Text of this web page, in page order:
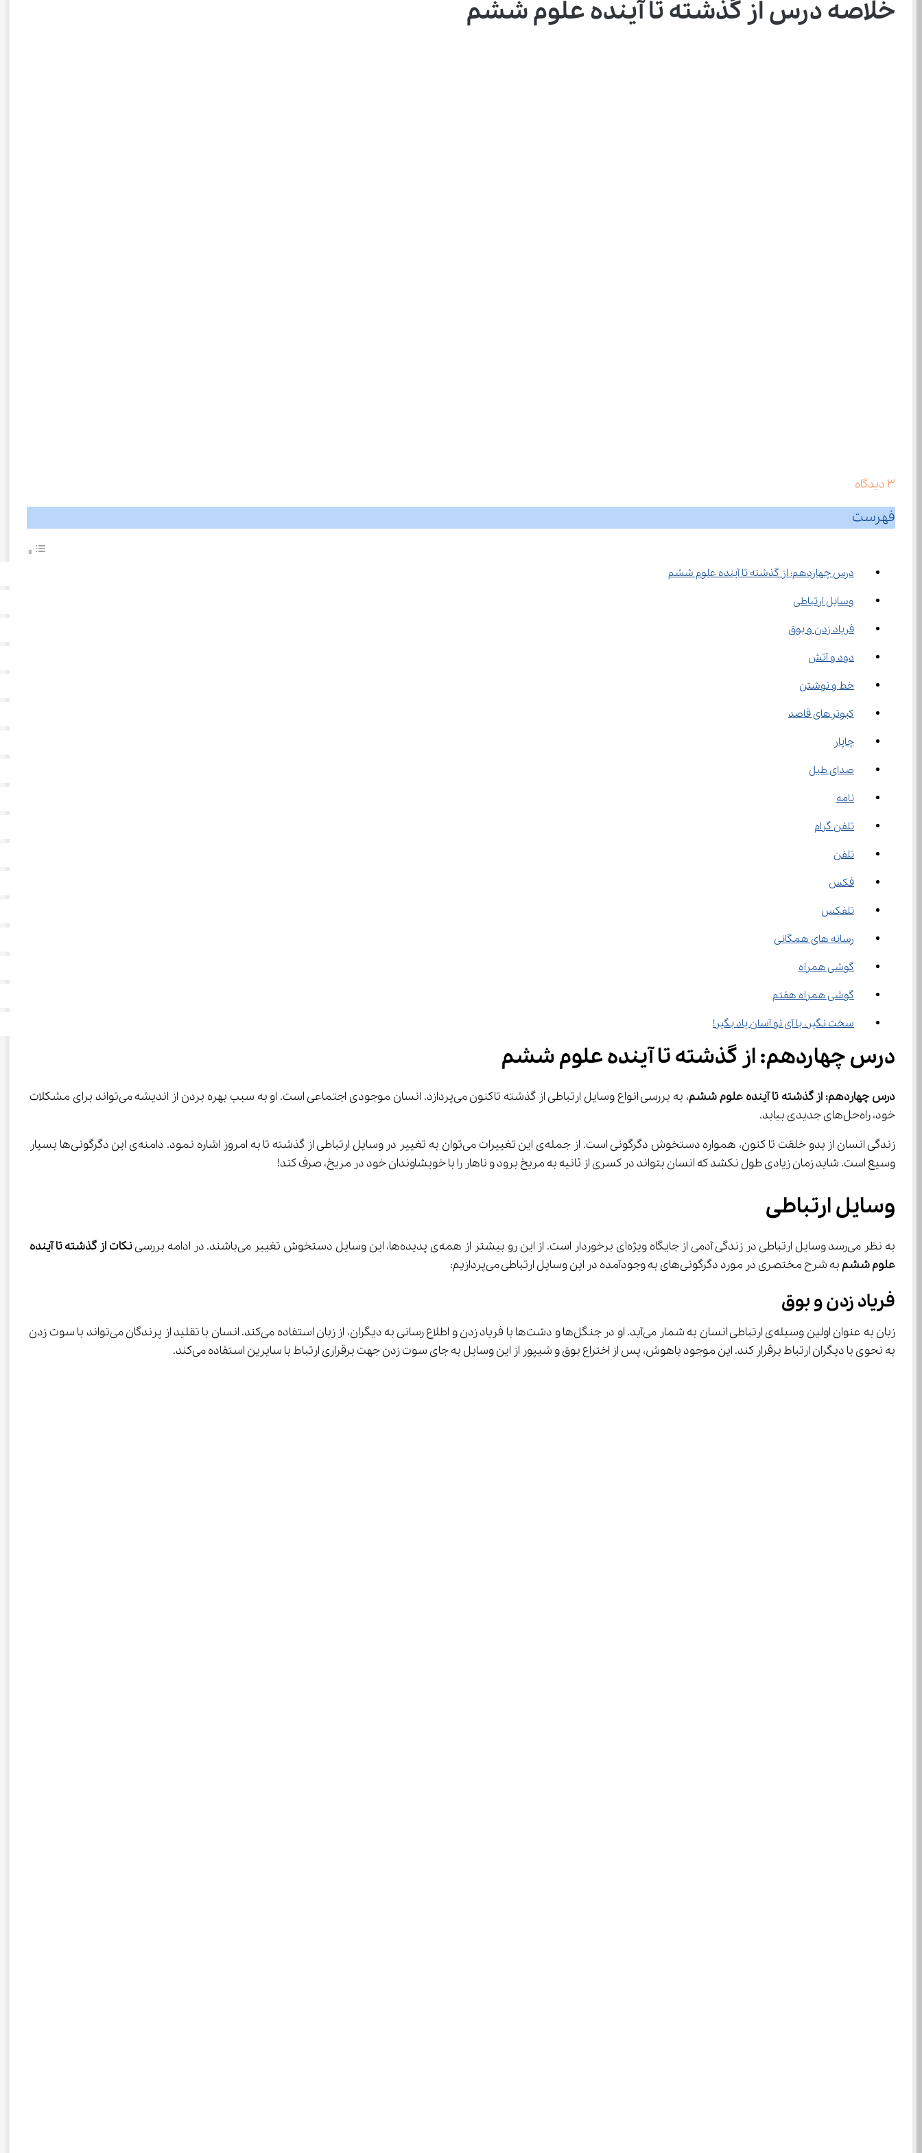
خلاصه درس از گذشته تا آینده علوم ششم
3 دیدگاه
فهرست
درس چهاردهم: از گذشته تا آینده علوم ششم
وسایل ارتباطی
فریاد زدن و بوق
دود و آتش
خط و نوشتن
کبوتر‌های قاصد
چاپار
صدای طبل
نامه
تلفن گرام
تلفن
فکس
تلفکس
رسانه های همگانی
گوشی همراه
گوشی همراه هفتم
سخت نگیر، با آی نو آسان یاد بگیر!
درس چهاردهم: از گذشته تا آینده علوم ششم
درس چهاردهم: از گذشته تا آینده علوم ششم
، به بررسی انواع وسایل ارتباطی از گذشته تاکنون می‌پردازد. انسان موجودی اجتماعی است. او به سبب بهره بردن از اندیشه می‌تواند برای مشکلات
خود، راه‌حل‌های جدیدی بیابد.
زندگی انسان از بدو خلقت تا کنون، همواره دستخوش دگرگونی است. از جمله‌ی این تغییرات می‌توان به تغییر در وسایل ارتباطی از گذشته تا به امروز اشاره نمود. دامنه‌ی این دگرگونی‌ها بسیار
وسیع است. شاید زمان زیادی طول نکشد که انسان بتواند در کسری از ثانیه به مریخ برود و ناهار را با خویشاوندان خود در مریخ، صرف کند!
وسایل ارتباطی
به نظر می‌رسد وسایل ارتباطی در زندگی آدمی از جایگاه ویژه‌ای برخوردار است. از این رو بیشتر از همه‌ی پدیده‌ها، این وسایل دستخوش تغییر می‌باشند. در ادامه بررسی
نکات از گذشته تا آینده
علوم ششم به شرح مختصری در مورد دگرگونی‌های به وجودآمده در این وسایل ارتباطی می‌پردازیم:
فریاد زدن و بوق
زبان به عنوان اولین وسیله‌ی ارتباطی انسان به شمار می‌آید. او در جنگل‌ها و دشت‌ها با فریاد زدن و اطلاع رسانی به دیگران، از زبان استفاده می‌کند. انسان با تقلید از پرندگان می‌تواند با سوت زدن
به نحوی با دیگران ارتباط برقرار کند. این موجود باهوش، پس از اختراع بوق و شیپور از این وسایل به جای سوت زدن جهت برقراری ارتباط با سایرین استفاده می‌کند.